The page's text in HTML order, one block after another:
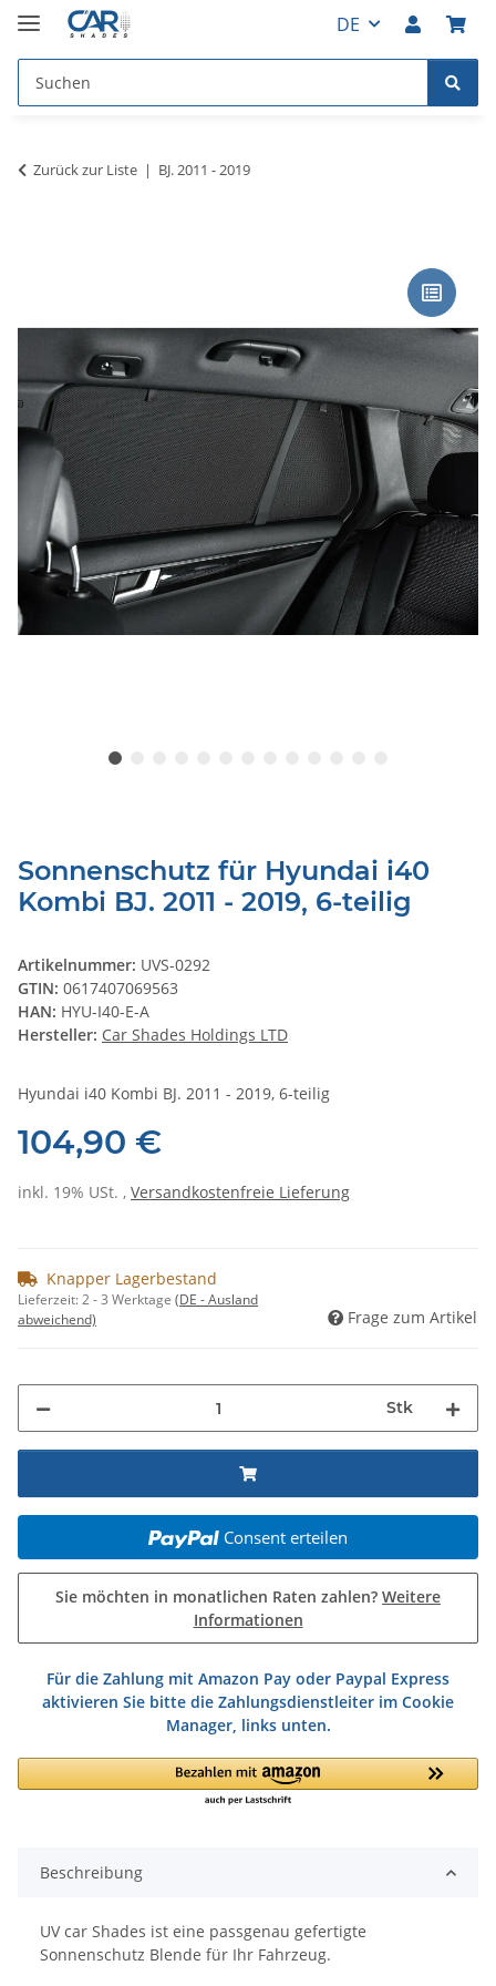
DE
Zurück zur Liste BJ. 2011 - 2019
Sonnenschutz für Hyundai i40
Kombi BJ. 2011 - 2019, 6-teilig
Artikelnummer: UVS-0292
GTIN: 0617407069563
HAN: HYU-I40-E-A
Hersteller: Car Shades Holdings LTD
Hyundai i40 Kombi BJ. 2011 - 2019, 6-teilig
104,90 €
inkl. 19% USt. , Versandkostenfreie Lieferung
Knapper Lagerbestand
Lieferzeit:2 - 3 Werktage (DE - Ausland
abweichend)
Frage zum Artikel
Stk
Consent erteilen
Sie möchten in monatlichen Raten zahlen? Weitere
Informationen
Für die Zahlung mit Amazon Pay oder Paypal Express
aktivieren Sie bitte die Zahlungsdienstleiter im Cookie
Manager, links unten.
Beschreibung
UV car Shades ist eine passgenau gefertigte
Sonnenschutz Blende für Ihr Fahrzeug.